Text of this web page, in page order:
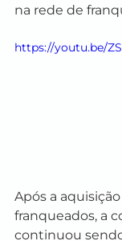
na rede de
https://youtu.be/
Após a
franqueados, a
continuou